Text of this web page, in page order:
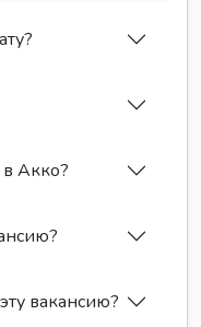
в Акко?
вакансию?